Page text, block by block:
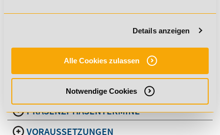
Details anzeigen
Alle Cookies zulassen
Notwendige Cookies
branchenanerkannter Abschluss
anerkannt bei vielen Arbeitgebern, Vereinen und
Verbänden
PRÄSENZPHASENTERMINE
VORAUSSETZUNGEN